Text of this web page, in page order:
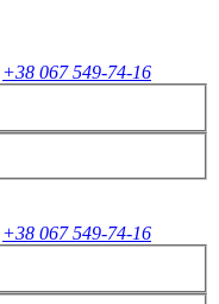
+38 067 549-74-16
+38 067 549-74-16